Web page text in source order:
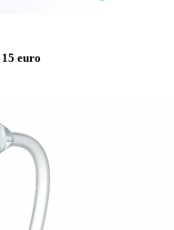
15 euro